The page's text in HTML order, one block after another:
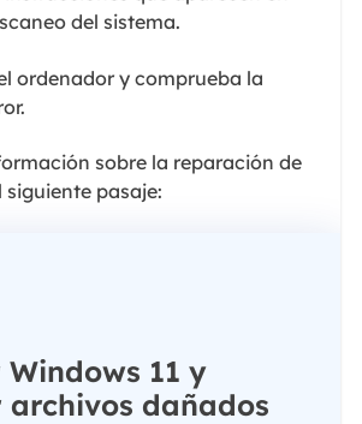
del sistema.
ordenador y comprueba la
sobre la reparación de
siguiente pasaje:
11 y
dañados